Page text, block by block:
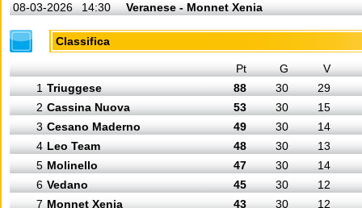
08-03-2026
14:30 Veranese - Monnet Xenia
Classifica
Pt G
V
1 Triuggese 88 30
29
2 Cassina Nuova 53 30
15
3 Cesano Maderno 49 30
14
4 Leo Team 48 30
13
5 Molinello 47 30
14
6 Vedano 45 30
12
7 Monnet Xenia 43 30
12